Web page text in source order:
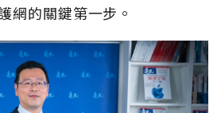
網的關鍵第一步。